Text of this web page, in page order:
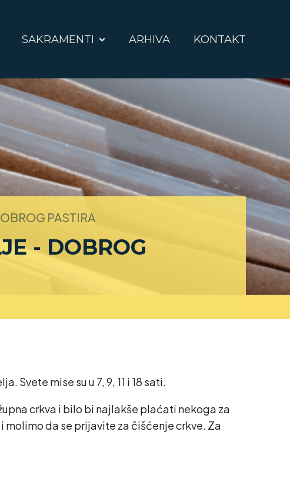
SAKRAMENTI ARHIVA KONTAKT
PASTIRA
- DOBROG
Svete mise su u 7, 9, 11 i 18 sati.
crkva i bilo bi najlakše plaćati nekoga za
da se prijavite za čišćenje crkve. Za